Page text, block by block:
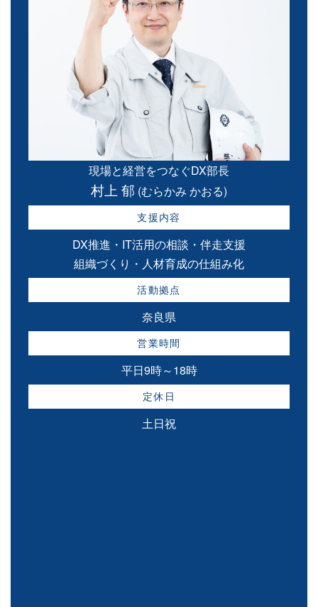
現場と経営をつなぐDX部長
村上 郁 (むらかみ かおる)
支援内容
DX推進・IT活用の相談・伴走支援
組織づくり・人材育成の仕組み化
活動拠点
奈良県
営業時間
平日9時～18時
定休日
土日祝